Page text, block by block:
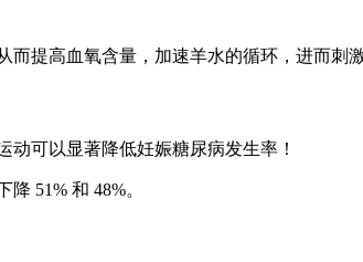
提高血氧含量，加速羊水的循环，进而刺
动可以显著降低妊娠糖尿病发生率！
51% 和 48%。